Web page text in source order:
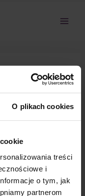
O plikach cookies
treści
i
o tym, jak
partnerom